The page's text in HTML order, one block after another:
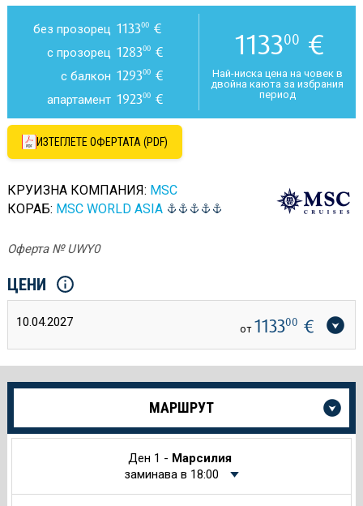
без прозорец 113300€
с прозорец 128300€
с балкон 129300€
апартамент 192300€
113300 €
Най-ниска цена на човек в
двойна каюта за избрания
период
ИЗТЕГЛЕТЕ ОФЕРТАТА (PDF)
КРУИЗНА КОМПАНИЯ: MSC
КОРАБ: MSC WORLD ASIA
Оферта № UWY0
ЦЕНИ
10.04.2027 от 113300 €
Още
за
МАРШРУТ
Ден 1 - Марсилия
заминава в 18:00